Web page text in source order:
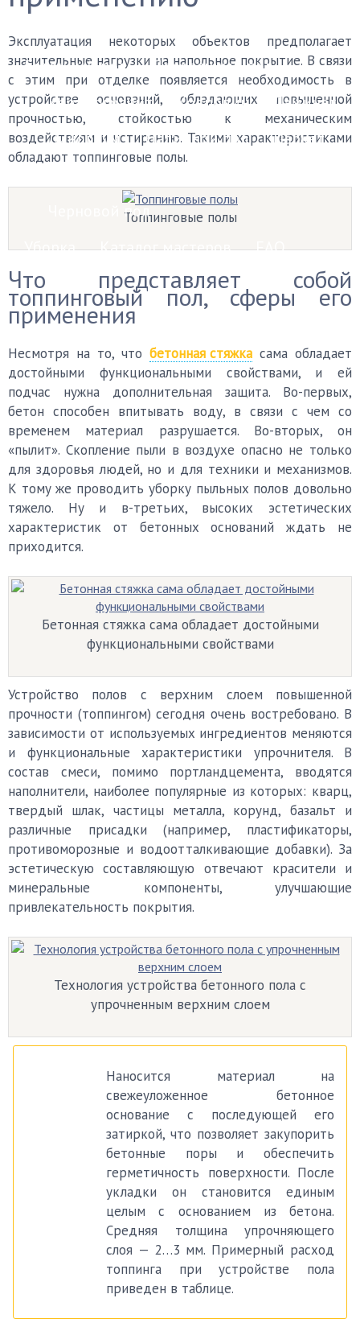
Бетонный пол
Деревянный пол
Керамогранит
Ковролин
Ламинат
Линолеум
Наливной пол
Паркет
Черновой пол
Уборка
Каталог мастеров FAQ
Эксплуатация некоторых объектов предполагает
значительные нагрузки на напольное покрытие. В связи
с этим при отделке появляется необходимость в
устройстве оснований, обладающих повышенной
прочностью, стойкостью к механическим
воздействиям и истиранию. Такими характеристиками
обладают топпинговые полы.
Топпинговые полы
Что представляет собой
топпинговый пол, сферы его
применения
Несмотря на то, что бетонная стяжка сама обладает
достойными функциональными свойствами, и ей
подчас нужна дополнительная защита. Во-первых,
бетон способен впитывать воду, в связи с чем со
временем материал разрушается. Во-вторых, он
«пылит». Скопление пыли в воздухе опасно не только
для здоровья людей, но и для техники и механизмов.
К тому же проводить уборку пыльных полов довольно
тяжело. Ну и в-третьих, высоких эстетических
характеристик от бетонных оснований ждать не
приходится.
Бетонная стяжка сама обладает достойными
функциональными свойствами
Устройство полов с верхним слоем повышенной
прочности (топпингом) сегодня очень востребовано. В
зависимости от используемых ингредиентов меняются
и функциональные характеристики упрочнителя. В
состав смеси, помимо портландцемента, вводятся
наполнители, наиболее популярные из которых: кварц,
твердый шлак, частицы металла, корунд, базальт и
различные присадки (например, пластификаторы,
противоморозные и водоотталкивающие добавки). За
эстетическую составляющую отвечают красители и
минеральные компоненты, улучшающие
привлекательность покрытия.
Технология устройства бетонного пола с
упрочненным верхним слоем
Наносится материал на
свежеуложенное бетонное
основание с последующей его
затиркой, что позволяет закупорить
бетонные поры и обеспечить
герметичность поверхности. После
укладки он становится единым
целым с основанием из бетона.
Средняя толщина упрочняющего
слоя — 2…3 мм. Примерный расход
топпинга при устройстве пола
приведен в таблице.